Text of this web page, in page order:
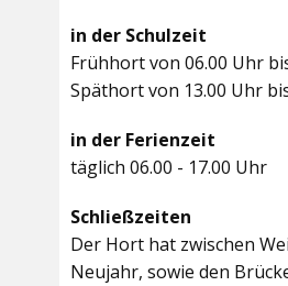
in der Schulzeit
Frühhort von 06.00 Uhr
Späthort von 13.00 Uhr
in der Ferienzeit
täglich 06.00 - 17.00 Uhr
Schließzeiten
Der Hort hat zwischen
Neujahr, sowie den